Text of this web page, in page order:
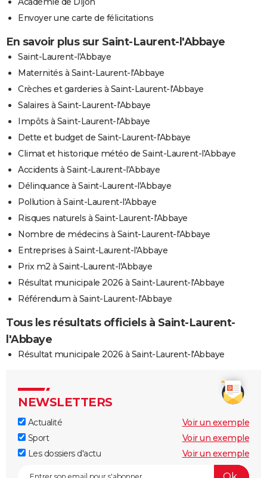
Envoyer une carte de félicitations
En savoir plus sur Saint-Laurent-l'Abbaye
Saint-Laurent-l'Abbaye
Maternités à Saint-Laurent-l'Abbaye
Crèches et garderies à Saint-Laurent-l'Abbaye
Salaires à Saint-Laurent-l'Abbaye
Impôts à Saint-Laurent-l'Abbaye
Dette et budget de Saint-Laurent-l'Abbaye
Climat et historique météo de Saint-Laurent-l'Abbaye
Accidents à Saint-Laurent-l'Abbaye
Délinquance à Saint-Laurent-l'Abbaye
Pollution à Saint-Laurent-l'Abbaye
Risques naturels à Saint-Laurent-l'Abbaye
Nombre de médecins à Saint-Laurent-l'Abbaye
Entreprises à Saint-Laurent-l'Abbaye
Prix m2 à Saint-Laurent-l'Abbaye
Résultat municipale 2026 à Saint-Laurent-l'Abbaye
Référendum à Saint-Laurent-l'Abbaye
Tous les résultats officiels à Saint-Laurent-
l'Abbaye
Résultat municipale 2026 à Saint-Laurent-l'Abbaye
NEWSLETTERS
Actualité
Voir un exemple
Sport
Voir un exemple
Les dossiers d'actu
Voir un exemple